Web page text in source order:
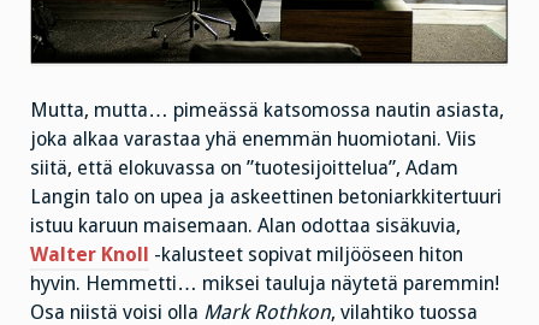
Mutta, mutta… pimeässä katsomossa nautin asiasta,
joka alkaa varastaa yhä enemmän huomiotani. Viis
siitä, että elokuvassa on ”tuotesijoittelua”, Adam
Langin talo on upea ja askeettinen betoniarkkitertuuri
istuu karuun maisemaan. Alan odottaa sisäkuvia,
Walter Knoll -kalusteet sopivat miljööseen hiton
hyvin. Hemmetti… miksei tauluja näytetä paremmin!
Osa niistä voisi olla Mark Rothkon, vilahtiko tuossa